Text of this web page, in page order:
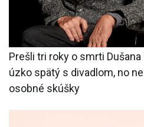
Prešli tri roky o smrti
úzko spätý s divadlom, no
osobné skúšky